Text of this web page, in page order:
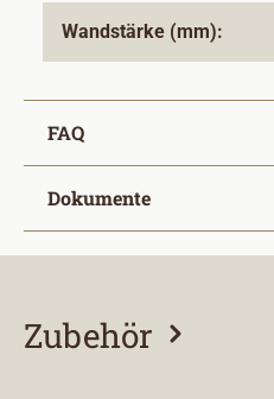
Wandstärke (mm):
FAQ
Dokumente
Zubehör